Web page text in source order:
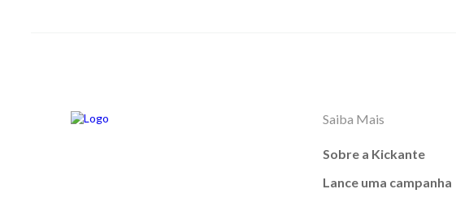
Saiba Mais
Sobre a Kickante
Lance uma campanha